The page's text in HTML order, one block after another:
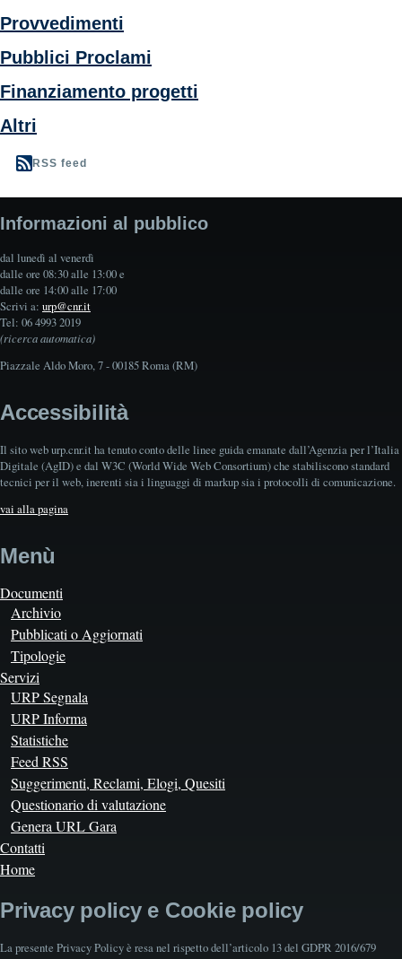
Provvedimenti
Pubblici Proclami
Finanziamento progetti
Altri
RSS feed
Informazioni al pubblico
dal lunedì al venerdì
dalle ore 08:30 alle 13:00 e
dalle ore 14:00 alle 17:00
Scrivi a: urp@cnr.it
Tel: 06 4993 2019
(ricerca automatica)
Piazzale Aldo Moro, 7 - 00185 Roma (RM)
Accessibilità
Il sito web urp.cnr.it ha tenuto conto delle linee guida emanate dall’Agenzia per l’Italia
Digitale (AgID) e dal W3C (World Wide Web Consortium) che stabiliscono standard
tecnici per il web, inerenti sia i linguaggi di markup sia i protocolli di comunicazione.
vai alla pagina
Menù
Documenti
Archivio
Pubblicati o Aggiornati
Tipologie
Servizi
URP Segnala
URP Informa
Statistiche
Feed RSS
Suggerimenti, Reclami, Elogi, Quesiti
Questionario di valutazione
Genera URL Gara
Contatti
Home
Privacy policy e Cookie policy
La presente Privacy Policy è resa nel rispetto dell’articolo 13 del GDPR 2016/679